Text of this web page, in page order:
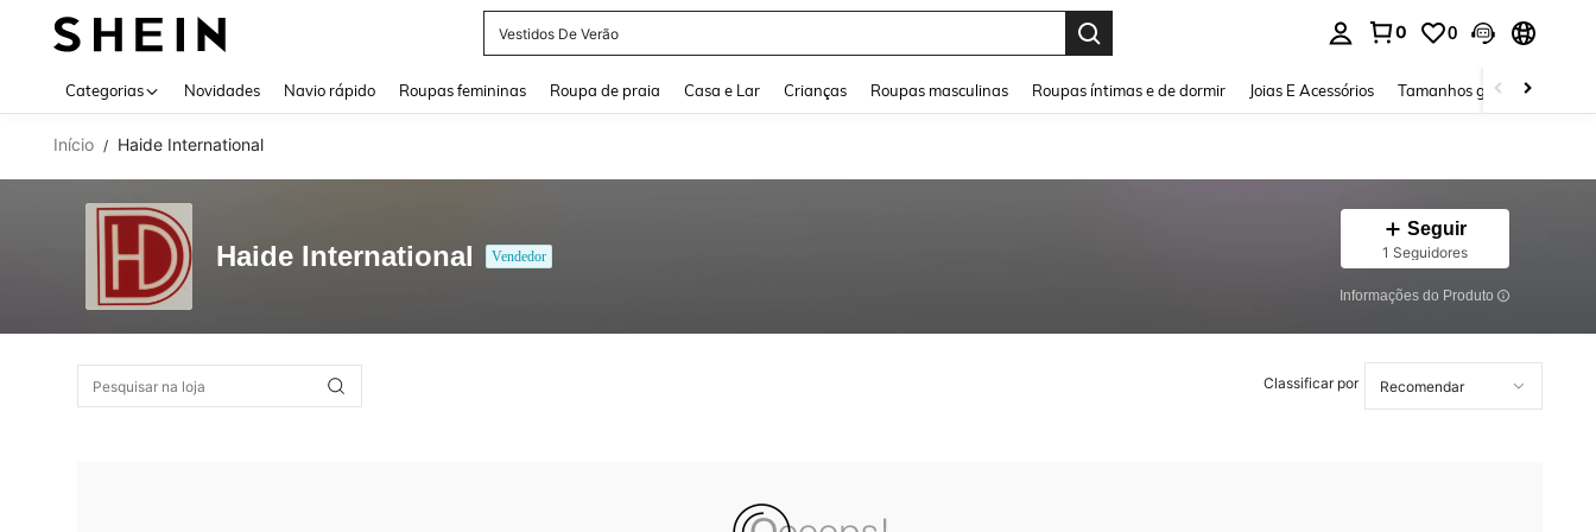
Vestidos De Verão
0 0
Categorias Novidades Navio rápido Roupas femininas Roupa de praia Casa e Lar Crianças Roupas masculinas Roupas íntimas e de dormir Joias E Acessórios Tamanhos grandes
Início / Haide International
Haide International Vendedor
Seguir
1 Seguidores
Informações do Produto
Classificar por